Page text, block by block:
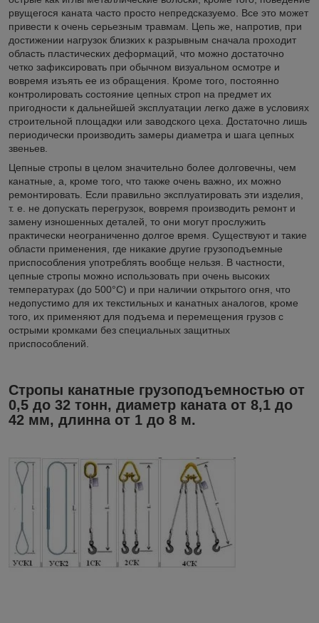
рвущегося каната часто просто непредсказуемо. Все это может
привести к очень серьезным травмам. Цепь же, напротив, при
достижении нагрузок близких к разрывным сначала проходит
область пластических деформаций, что можно достаточно
четко зафиксировать при обычном визуальном осмотре и
вовремя изъять ее из обращения. Кроме того, постоянно
контролировать состояние цепных строп на предмет их
пригодности к дальнейшей эксплуатации легко даже в условиях
строительной площадки или заводского цеха. Достаточно лишь
периодически производить замеры диаметра и шага цепных
звеньев.
Цепные стропы в целом значительно более долговечны, чем
канатные, а, кроме того, что также очень важно, их можно
ремонтировать. Если правильно эксплуатировать эти изделия,
т. е. не допускать перегрузок, вовремя производить ремонт и
замену изношенных деталей, то они могут прослужить
практически неограниченно долгое время. Существуют и такие
области применения, где никакие другие грузоподъемные
приспособления употреблять вообще нельзя. В частности,
цепные стропы можно использовать при очень высоких
температурах (до 500°С) и при наличии открытого огня, что
недопустимо для их текстильных и канатных аналогов, кроме
того, их применяют для подъема и перемещения грузов с
острыми кромками без специальных защитных
приспособлений.
Стропы канатные грузоподъемностью от
0,5 до 32 тонн, диаметр каната от 8,1 до
42 мм, длинна от 1 до 8 м.